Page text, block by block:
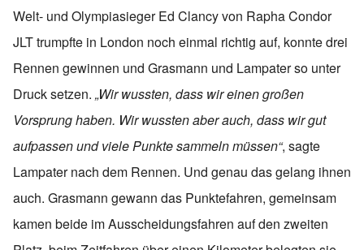
Welt- und Olympiasieger Ed Clancy von Rapha Condor
JLT trumpfte in London noch einmal richtig auf, konnte drei
Rennen gewinnen und Grasmann und Lampater so unter
Druck setzen. „Wir wussten, dass wir einen großen
Vorsprung haben. Wir wussten aber auch, dass wir gut
aufpassen und viele Punkte sammeln müssen“, sagte
Lampater nach dem Rennen. Und genau das gelang ihnen
auch. Grasmann gewann das Punktefahren, gemeinsam
kamen beide im Ausscheidungsfahren auf den zweiten